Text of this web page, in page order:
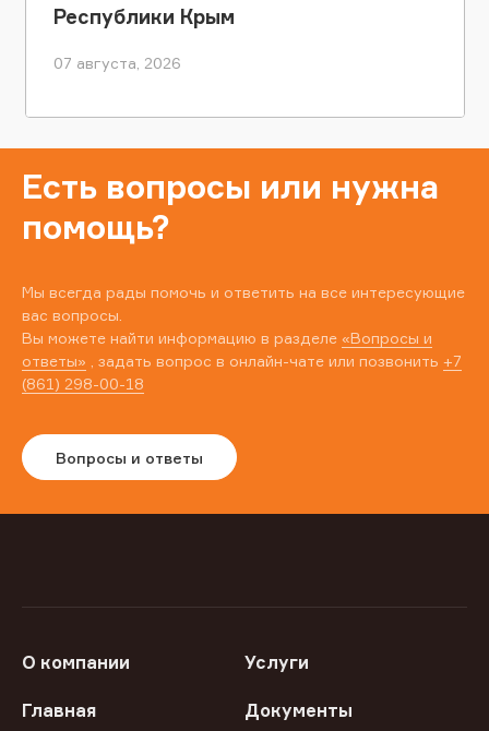
Республики Крым
07 августа, 2026
Есть вопросы или нужна
помощь?
Мы всегда рады помочь и ответить на все интересующие
вас вопросы.
Вы можете найти информацию в разделе «Вопросы и
ответы» , задать вопрос в онлайн-чате или позвонить +7
(861) 298-00-18
Вопросы и ответы
О компании Услуги
Главная Документы